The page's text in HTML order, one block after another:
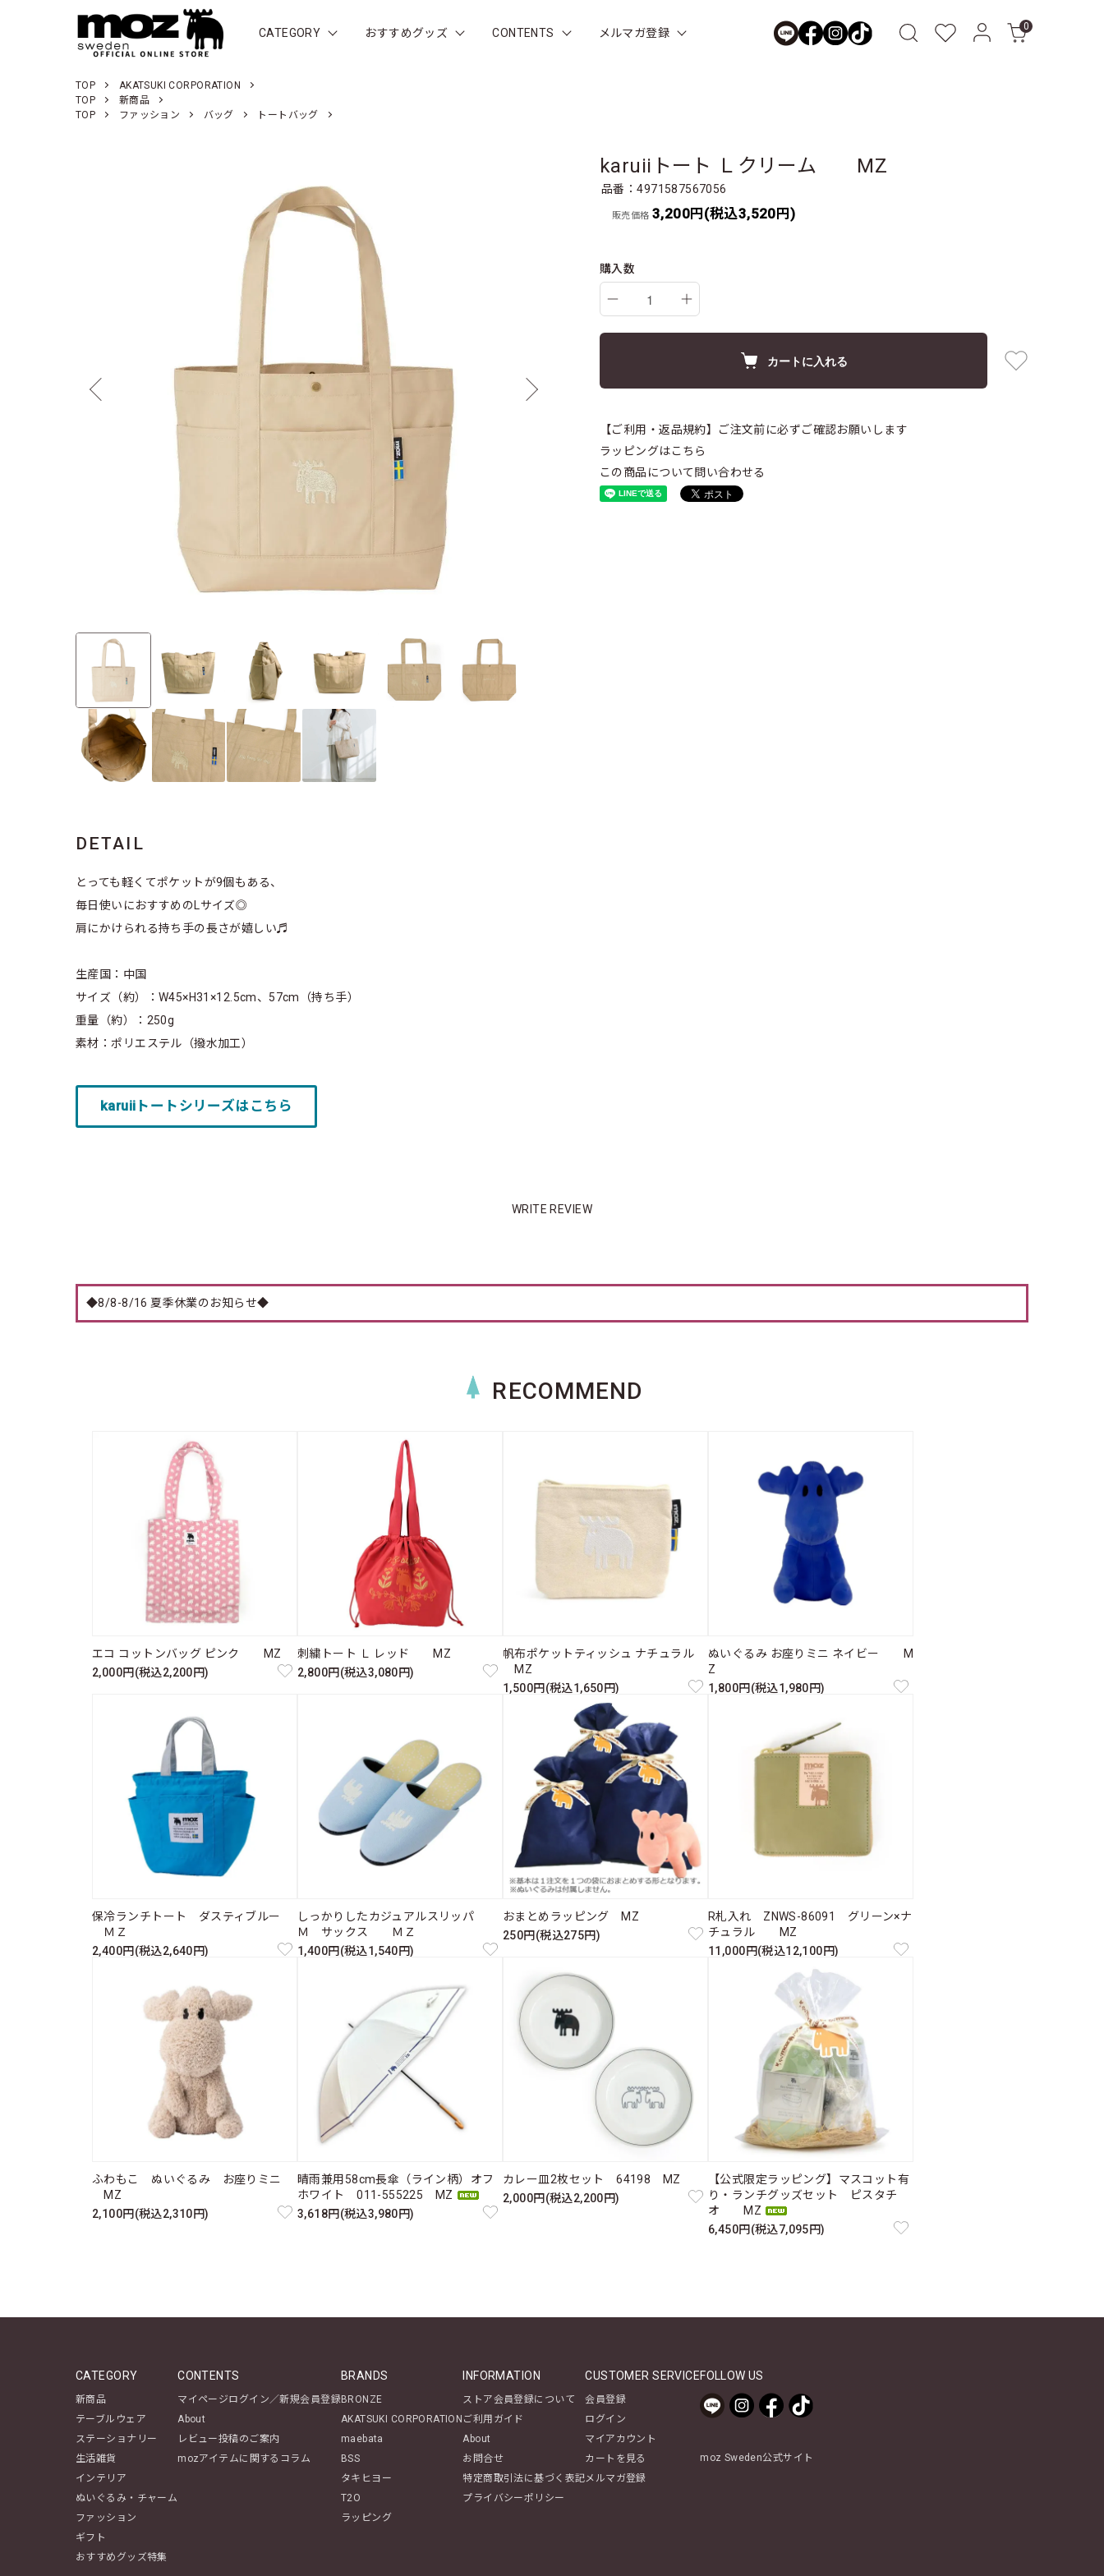
CATEGORY おすすめグッズ CONTENTS メルマガ登録 0
TOP
AKATSUKI CORPORATION
TOP
新商品
TOP
ファッション バッグ トートバッグ
karuiiトート Ｌクリーム MZ
品番：4971587567056
販売価格 3,200円(税込3,520円)
購入数
カートに入れる
【ご利用・返品規約】ご注文前に必ずご確認お願いします
ラッピングはこちら
この商品について問い合わせる
DETAIL
とっても軽くてポケットが9個もある、
毎日使いにおすすめのLサイズ◎
肩にかけられる持ち手の長さが嬉しい♬
生産国：中国
サイズ（約）：W45×H31×12.5cm、57cm（持ち手）
重量（約）：250g
素材：ポリエステル（撥水加工）
karuiiトートシリーズはこちら
WRITE REVIEW
◆8/8-8/16 夏季休業のお知らせ◆
RECOMMEND
エコ コットンバッグ ピンク MZ
2,000円(税込2,200円)
刺繍トート Ｌ レッド MZ
2,800円(税込3,080円)
帆布ポケットティッシュ ナチュラル
MZ
1,500円(税込1,650円)
ぬいぐるみ お座りミニ ネイビー M
Z
1,800円(税込1,980円)
保冷ランチトート ダスティブルー
ＭＺ
2,400円(税込2,640円)
しっかりしたカジュアルスリッパ
Ｍ サックス ＭＺ
1,400円(税込1,540円)
おまとめラッピング MZ
250円(税込275円)
R札入れ ZNWS-86091 グリーン×ナ
チュラル MZ
11,000円(税込12,100円)
ふわもこ ぬいぐるみ お座りミニ
MZ
2,100円(税込2,310円)
晴雨兼用58cm長傘（ライン柄）オフ
ホワイト 011-555225 MZ
3,618円(税込3,980円)
カレー皿2枚セット 64198 MZ
2,000円(税込2,200円)
【公式限定ラッピング】マスコット有
り・ランチグッズセット ピスタチ
オ MZ
6,450円(税込7,095円)
CATEGORY
新商品
テーブルウェア
ステーショナリー
生活雑貨
インテリア
ぬいぐるみ・チャーム
ファッション
ギフト
おすすめグッズ特集
CONTENTS
マイページログイン／新規会員登録
About
レビュー投稿のご案内
mozアイテムに関するコラム
BRANDS
BRONZE
AKATSUKI CORPORATION
maebata
BSS
タキヒヨー
T2O
ラッピング
INFORMATION
ストア会員登録について
ご利用ガイド
About
お問合せ
特定商取引法に基づく表記
プライバシーポリシー
CUSTOMER SERVICE
会員登録
ログイン
マイアカウント
カートを見る
メルマガ登録
FOLLOW US
moz Sweden公式サイト